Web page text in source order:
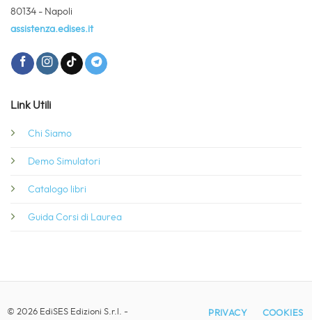
80134 - Napoli
assistenza.edises.it
Link Utili
Chi Siamo
Demo Simulatori
Catalogo libri
Guida Corsi di Laurea
© 2026 EdiSES Edizioni S.r.l. - PRIVACY COOKIES